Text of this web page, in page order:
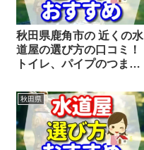
秋田県鹿角市の 近くの水
道屋の選び方の口コミ！
トイレ、パイプのつま
修理の前にチェックする
ことをシェアします。
秋田県